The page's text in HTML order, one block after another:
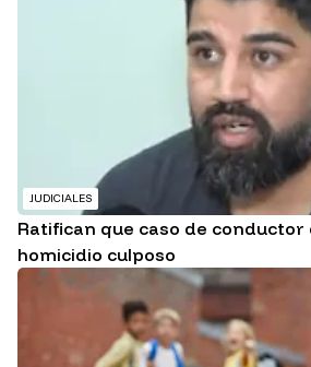
JUDICIALES
Ratifican que caso de
homicidio culposo